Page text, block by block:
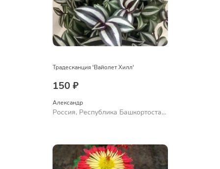
Традесканция 'Вайолет Хилл'
150 ₽
Александр
Россия, Республика Башкортостан,